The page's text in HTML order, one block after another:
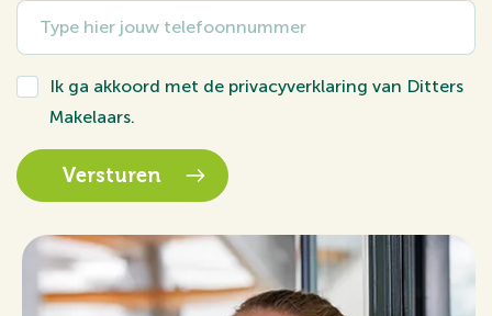
Ik ga akkoord met de privacyverklaring van Ditters
Makelaars.